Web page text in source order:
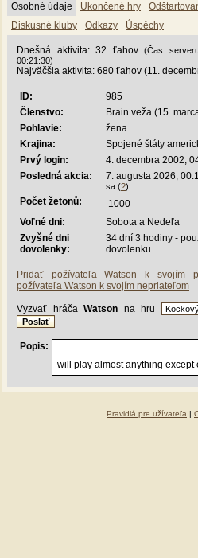
Osobné údaje Ukončené hry
Diskusné kluby
Odkazy Úspěchy
Dnešná aktivita: 32 ťahov (Čas
00:21:30)
Najväčšia aktivita: 680 ťahov (11.
ID:
985
Členstvo:
Brain veža (15.
Pohlavie:
žena
Krajina:
Spojené štáty
Prvý login:
4. decembra 2002,
Posledná akcia:
7. augusta 2026,
sa (?)
Počet žetonů:
1000
Voľné dni:
Sobota a Nedeľa
Zvyšné dni
dovolenky:
34 dní 3 hodiny -
dovolenku
Pridať požívateľa Watson k svojím
požívateľa Watson k svojím nepriateľom
Vyzvať hráčaWatson na hru
Popis:
will play almost anything except
Pravidlá pre užívateľa |